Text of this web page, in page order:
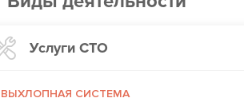
Услуги СТО
ВЫХЛОПНАЯ СИСТЕМА